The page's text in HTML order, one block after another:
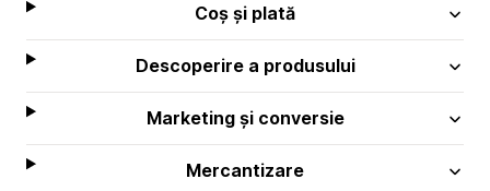
Coș și plată
Descoperire a produsului
Marketing și conversie
Mercantizare